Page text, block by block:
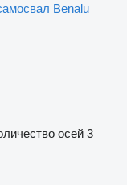
Benalu
осей 3